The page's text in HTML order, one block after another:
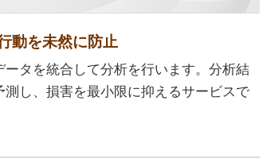
動を未然に防止
タを統合して分析を行います。分析結
し、損害を最小限に抑えるサービスで